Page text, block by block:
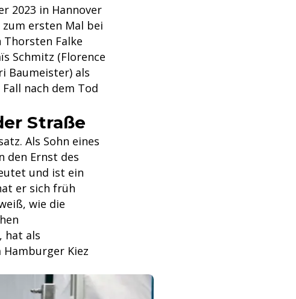
2023 in Hannover
zum ersten Mal bei
Falke
Schmitz (Florence
Baumeister) als
nach dem Tod
Straße
Als Sohn eines
den Ernst des
und ist ein
er sich früh
wie die
hat als
Kiez